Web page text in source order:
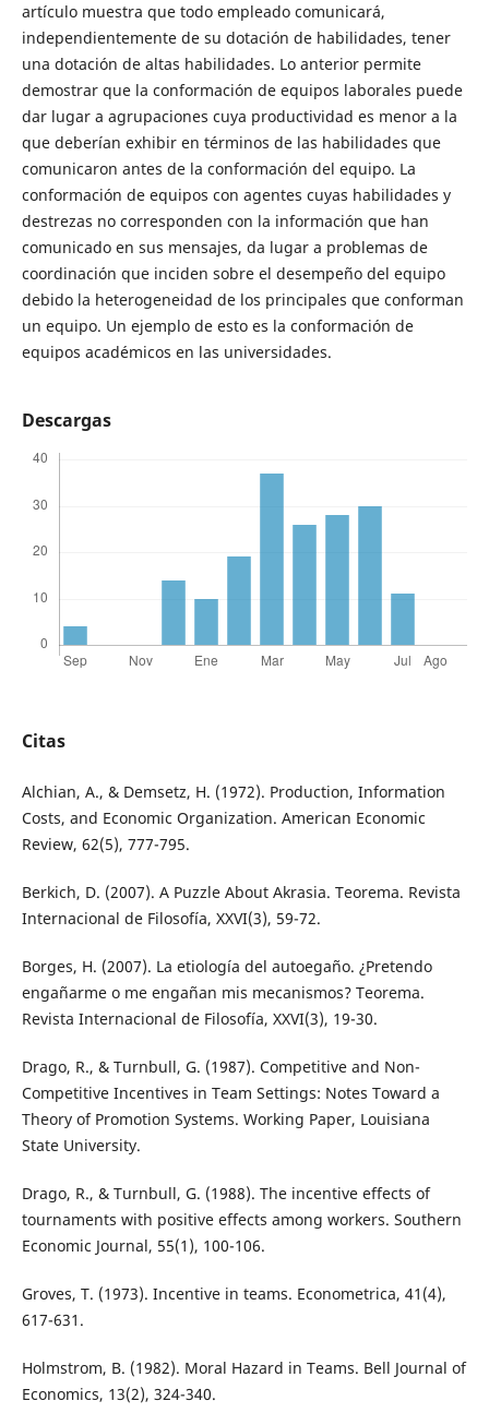
artículo muestra que todo empleado comunicará,
independientemente de su dotación de habilidades, tener
una dotación de altas habilidades. Lo anterior permite
demostrar que la conformación de equipos laborales puede
dar lugar a agrupaciones cuya productividad es menor a la
que deberían exhibir en términos de las habilidades que
comunicaron antes de la conformación del equipo. La
conformación de equipos con agentes cuyas habilidades y
destrezas no corresponden con la información que han
comunicado en sus mensajes, da lugar a problemas de
coordinación que inciden sobre el desempeño del equipo
debido la heterogeneidad de los principales que conforman
un equipo. Un ejemplo de esto es la conformación de
equipos académicos en las universidades.
Descargas
Citas
Alchian, A., & Demsetz, H. (1972). Production, Information
Costs, and Economic Organization. American Economic
Review, 62(5), 777-795.
Berkich, D. (2007). A Puzzle About Akrasia. Teorema. Revista
Internacional de Filosofía, XXVI(3), 59-72.
Borges, H. (2007). La etiología del autoegaño. ¿Pretendo
engañarme o me engañan mis mecanismos? Teorema.
Revista Internacional de Filosofía, XXVI(3), 19-30.
Drago, R., & Turnbull, G. (1987). Competitive and Non-
Competitive Incentives in Team Settings: Notes Toward a
Theory of Promotion Systems. Working Paper, Louisiana
State University.
Drago, R., & Turnbull, G. (1988). The incentive effects of
tournaments with positive effects among workers. Southern
Economic Journal, 55(1), 100-106.
Groves, T. (1973). Incentive in teams. Econometrica, 41(4),
617-631.
Holmstrom, B. (1982). Moral Hazard in Teams. Bell Journal of
Economics, 13(2), 324-340.